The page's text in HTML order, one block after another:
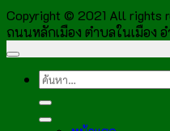
Copyright © 2021 All rights
ถนนหลักเมือง ตำบลในเมือง